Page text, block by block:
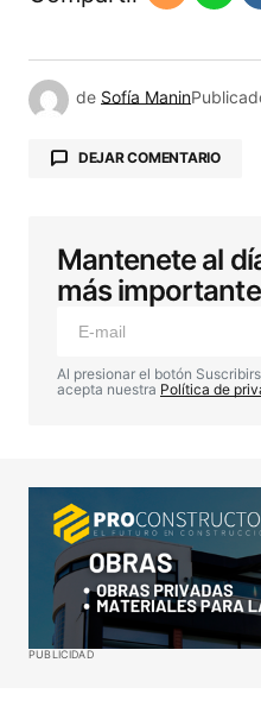
de Sofía Manin
DEJAR COMENTARIO
Tu dirección de
publicada. Los
marcados con *
Comentario*
Your Name*
Your E-mail*
Mantenete al
más
Al presionar el botón
acepta nuestra Política de
PUBLICIDAD